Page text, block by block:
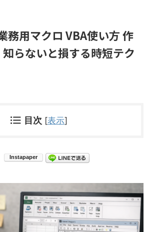
務用マクロ VBA使い方 作
らないと損する時短テク
目次 [表示]